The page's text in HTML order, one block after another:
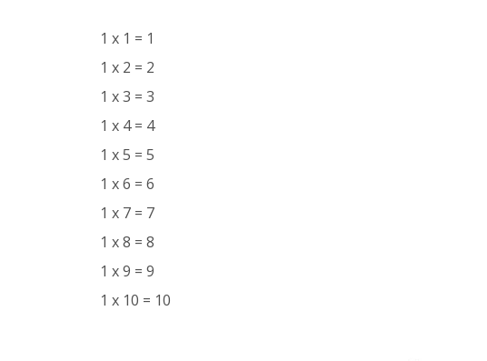
1 x 1 = 1
1 x 2 = 2
1 x 3 = 3
1 x 4 = 4
1 x 5 = 5
1 x 6 = 6
1 x 7 = 7
1 x 8 = 8
1 x 9 = 9
1 x 10 = 10